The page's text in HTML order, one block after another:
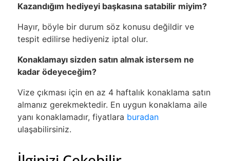
Kazandığım hediyeyi başkasına satabilir miyim?
Hayır, böyle bir durum söz konusu değildir ve
tespit edilirse hediyeniz iptal olur.
Konaklamayı sizden satın almak istersem ne
kadar ödeyeceğim?
Vize çıkması için en az 4 haftalık konaklama satın
almanız gerekmektedir. En uygun konaklama aile
yanı konaklamadır, fiyatlara buradan
ulaşabilirsiniz.